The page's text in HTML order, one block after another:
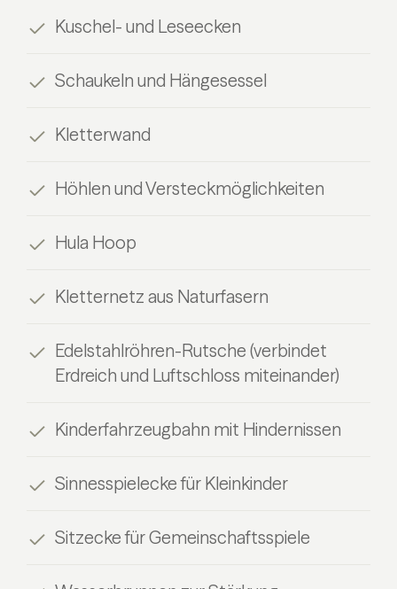
Kuschel- und Leseecken
Schaukeln und Hängesessel
Kletterwand
Höhlen und Versteckmöglichkeiten
Hula Hoop
Kletternetz aus Naturfasern
Edelstahlröhren-Rutsche (verbindet
Erdreich und Luftschloss miteinander)
Kinderfahrzeugbahn mit Hindernissen
Sinnesspielecke für Kleinkinder
Sitzecke für Gemeinschaftsspiele